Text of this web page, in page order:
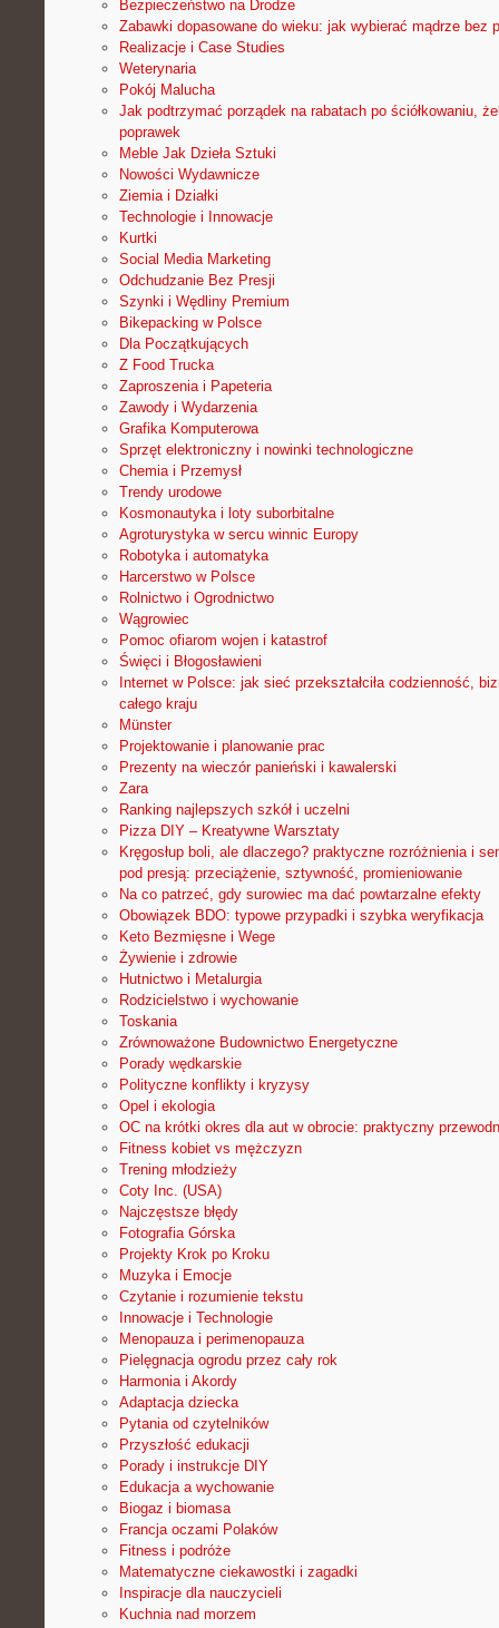
Bezpieczeństwo na Drodze
Zabawki dopasowane do wieku: jak wybierać mądrze bez
Realizacje i Case Studies
Weterynaria
Pokój Malucha
Jak podtrzymać porządek na rabatach po ściółkowaniu,
poprawek
Meble Jak Dzieła Sztuki
Nowości Wydawnicze
Ziemia i Działki
Technologie i Innowacje
Kurtki
Social Media Marketing
Odchudzanie Bez Presji
Szynki i Wędliny Premium
Bikepacking w Polsce
Dla Początkujących
Z Food Trucka
Zaproszenia i Papeteria
Zawody i Wydarzenia
Grafika Komputerowa
Sprzęt elektroniczny i nowinki technologiczne
Chemia i Przemysł
Trendy urodowe
Kosmonautyka i loty suborbitalne
Agroturystyka w sercu winnic Europy
Robotyka i automatyka
Harcerstwo w Polsce
Rolnictwo i Ogrodnictwo
Wągrowiec
Pomoc ofiarom wojen i katastrof
Święci i Błogosławieni
Internet w Polsce: jak sieć przekształciła codzienność,
całego kraju
Münster
Projektowanie i planowanie prac
Prezenty na wieczór panieński i kawalerski
Zara
Ranking najlepszych szkół i uczelni
Pizza DIY – Kreatywne Warsztaty
Kręgosłup boli, ale dlaczego? praktyczne rozróżnienia i
pod presją: przeciążenie, sztywność, promieniowanie
Na co patrzeć, gdy surowiec ma dać powtarzalne efekty
Obowiązek BDO: typowe przypadki i szybka weryfikacja
Keto Bezmięsne i Wege
Żywienie i zdrowie
Hutnictwo i Metalurgia
Rodzicielstwo i wychowanie
Toskania
Zrównoważone Budownictwo Energetyczne
Porady wędkarskie
Polityczne konflikty i kryzysy
Opel i ekologia
OC na krótki okres dla aut w obrocie: praktyczny
Fitness kobiet vs mężczyzn
Trening młodzieży
Coty Inc. (USA)
Najczęstsze błędy
Fotografia Górska
Projekty Krok po Kroku
Muzyka i Emocje
Czytanie i rozumienie tekstu
Innowacje i Technologie
Menopauza i perimenopauza
Pielęgnacja ogrodu przez cały rok
Harmonia i Akordy
Adaptacja dziecka
Pytania od czytelników
Przyszłość edukacji
Porady i instrukcje DIY
Edukacja a wychowanie
Biogaz i biomasa
Francja oczami Polaków
Fitness i podróże
Matematyczne ciekawostki i zagadki
Inspiracje dla nauczycieli
Kuchnia nad morzem